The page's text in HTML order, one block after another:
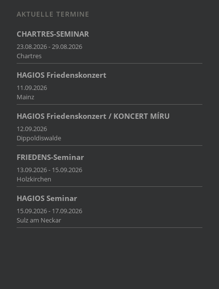
AKTUELLE TERMINE
CHARTRES-SEMINAR
23.08.2026 - 29.08.2026
Chartres
HAGIOS Friedenskonzert
11.09.2026
Mainz
HAGIOS Friedenskonzert / KONCERT MÍRU
12.09.2026
Dippoldiswalde
FRIEDENS-Seminar
13.09.2026 - 15.09.2026
Holzkirchen
HAGIOS Seminar
15.09.2026 - 17.09.2026
Sulz am Neckar